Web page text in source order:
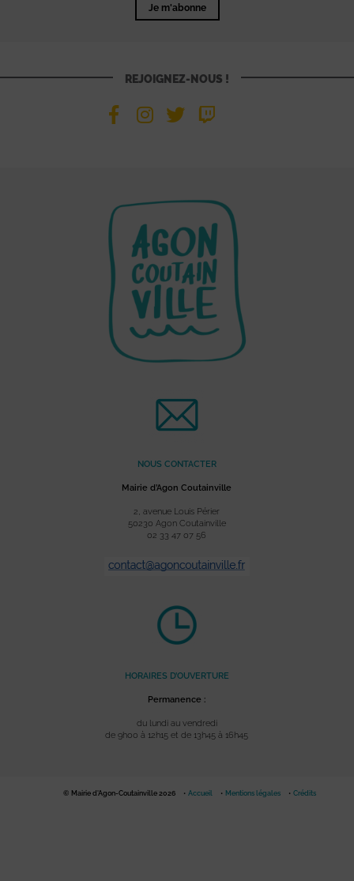
Je m'abonne
REJOIGNEZ-NOUS !
NOUS CONTACTER
Mairie d’Agon Coutainville
2, avenue Louis Périer
50230 Agon Coutainville
02 33 47 07 56
HORAIRES D’OUVERTURE
Permanence :
du lundi au vendredi
de 9h00 à 12h15 et de 13h45 à 16h45
© Mairie d'Agon-Coutainville 2026 Accueil Mentions légales Crédits